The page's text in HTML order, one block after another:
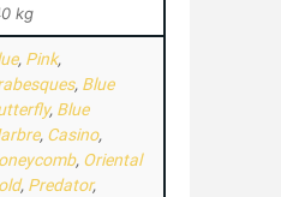
kg
, Pink,
, Blue
, Blue
, Casino,
, Oriental
, Predator,